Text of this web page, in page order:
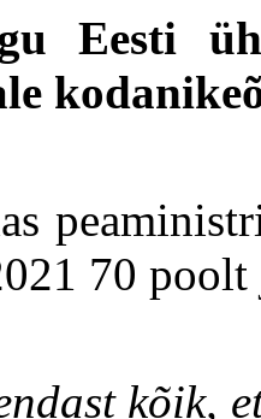
Eesti
70 poolt
kõik,